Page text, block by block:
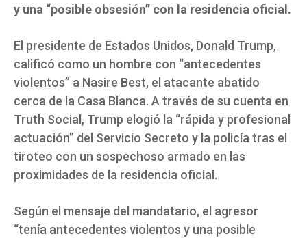
y una “posible obsesión” con la residencia oficial.
El presidente de Estados Unidos, Donald Trump,
calificó como un hombre con “antecedentes
violentos” a Nasire Best, el atacante abatido
cerca de la Casa Blanca. A través de su cuenta en
Truth Social, Trump elogió la “rápida y profesional
actuación” del Servicio Secreto y la policía tras el
tiroteo con un sospechoso armado en las
proximidades de la residencia oficial.
Según el mensaje del mandatario, el agresor
“tenía antecedentes violentos y una posible